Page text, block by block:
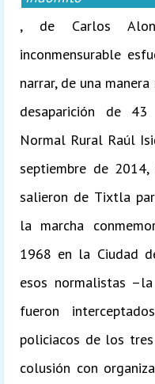
, de Carlos
inconmensurable
narrar, de una
desaparición de
Normal Rural Raúl
septiembre de
salieron de Tixtla
la marcha
1968 en la Ciudad
esos normalistas
fueron
policiacos de los
colusión con